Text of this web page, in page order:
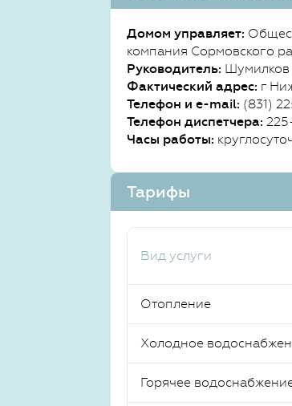
Домом управляет:
компания Сормовского
Руководитель: Шумилков
Фактический адрес: г
Телефон и e-mail: (831)
Телефон диспетчера:
Часы работы:
Тарифы
Вид услуги
Отопление
Холодное
Горячее